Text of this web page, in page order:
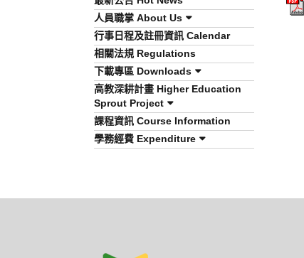
人員職掌 About Us
行事日程及註冊資訊 Calendar
相關法規 Regulations
下載專區 Downloads
高教深耕計畫 Higher Education
Sprout Project
課程資訊 Course Information
學務經費 Expenditure